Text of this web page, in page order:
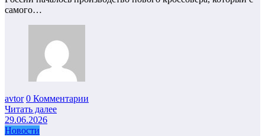
самого…
avtor 0 Комментарии
Читать далее
29.06.2026
Новости